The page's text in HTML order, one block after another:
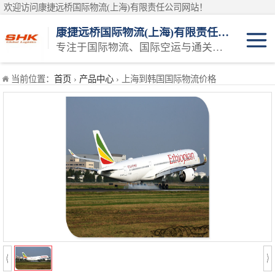
欢迎访问康捷远桥国际物流(上海)有限责任公司网站！
康捷远桥国际物流(上海)有限责任公司
专注于国际物流、国际空运与通关一体化一站式物流服务商
当前位置： 首页 › 产品中心 › 上海到韩国国际物流价格
日本空运
巴基斯坦空运
澳大利亚空运
俄罗斯空运